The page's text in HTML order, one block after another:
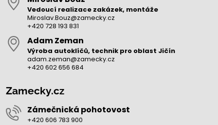
Vedoucí realizace zakázek, montáže
Miroslav.Bouz@zamecky.cz
+420 728 193 831
Adam Zeman
Výroba autoklíčů, technik pro oblast Jičín
adam.zeman@zamecky.cz
+420 602 656 684
Zamecky.cz
Zámečnická pohotovost
+420 606 783 900